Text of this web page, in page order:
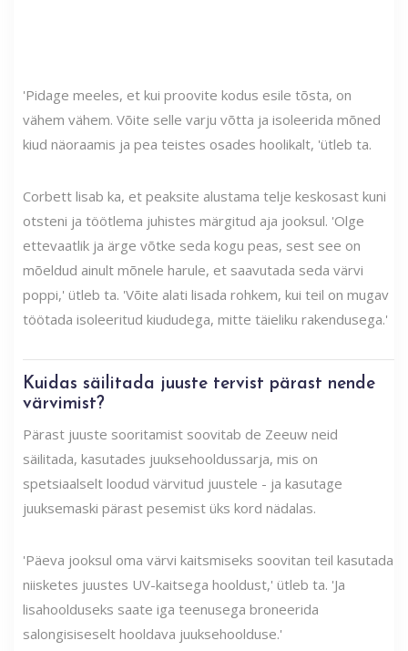
'Pidage meeles, et kui proovite kodus esile tõsta, on
vähem vähem. Võite selle varju võtta ja isoleerida mõned
kiud näoraamis ja pea teistes osades hoolikalt, 'ütleb ta.
Corbett lisab ka, et peaksite alustama telje keskosast kuni
otsteni ja töötlema juhistes märgitud aja jooksul. 'Olge
ettevaatlik ja ärge võtke seda kogu peas, sest see on
mõeldud ainult mõnele harule, et saavutada seda värvi
poppi,' ütleb ta. 'Võite alati lisada rohkem, kui teil on mugav
töötada isoleeritud kiududega, mitte täieliku rakendusega.'
Kuidas säilitada juuste tervist pärast nende
värvimist?
Pärast juuste sooritamist soovitab de Zeeuw neid
säilitada, kasutades juuksehooldussarja, mis on
spetsiaalselt loodud värvitud juustele - ja kasutage
juuksemaski pärast pesemist üks kord nädalas.
'Päeva jooksul oma värvi kaitsmiseks soovitan teil kasutada
niisketes juustes UV-kaitsega hooldust,' ütleb ta. 'Ja
lisahoolduseks saate iga teenusega broneerida
salongisiseselt hooldava juuksehoolduse.'